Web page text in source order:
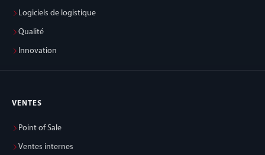
Logiciels de logistique
Qualité
Innovation
VENTES
Point of Sale
Ventes internes